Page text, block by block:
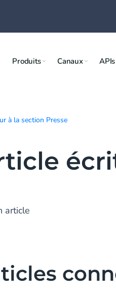
Produits Canaux APIs
à la section Presse
article